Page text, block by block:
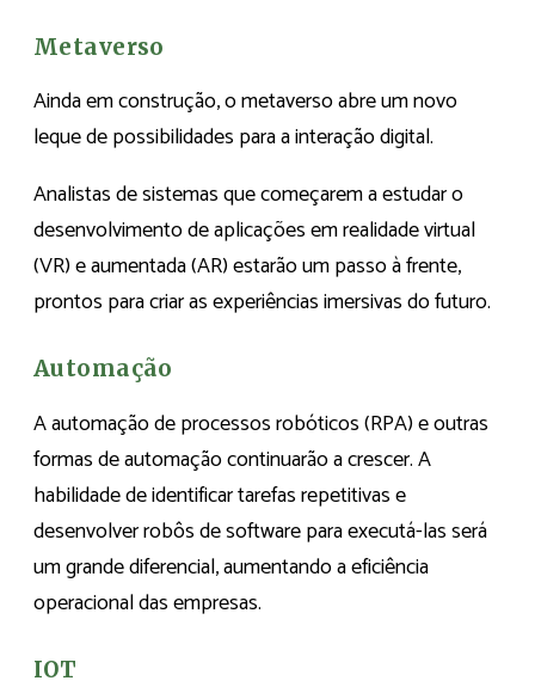
Metaverso
Ainda em construção, o metaverso abre um novo
leque de possibilidades para a interação digital.
Analistas de sistemas que começarem a estudar o
desenvolvimento de aplicações em realidade virtual
(VR) e aumentada (AR) estarão um passo à frente,
prontos para criar as experiências imersivas do futuro.
Automação
A automação de processos robóticos (RPA) e outras
formas de automação continuarão a crescer. A
habilidade de identificar tarefas repetitivas e
desenvolver robôs de software para executá-las será
um grande diferencial, aumentando a eficiência
operacional das empresas.
IOT